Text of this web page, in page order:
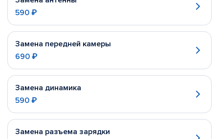
590 ₽
Замена передней камеры
690 ₽
Замена динамика
590 ₽
Замена разъема зарядки